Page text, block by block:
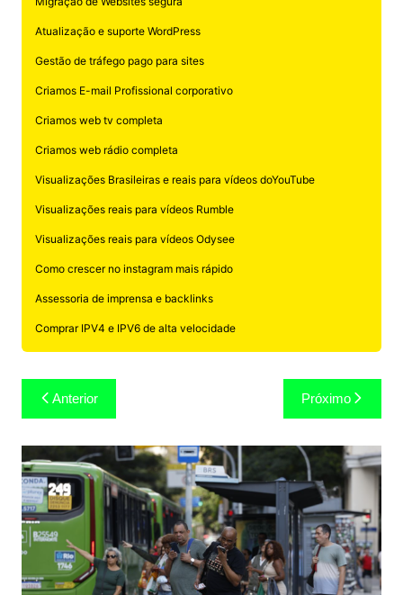
Atualização e suporte WordPress
Gestão de tráfego pago para sites
Criamos E-mail Profissional corporativo
Criamos web tv completa
Criamos web rádio completa
Visualizações Brasileiras e reais para vídeos doYouTube
Visualizações reais para vídeos Rumble
Visualizações reais para vídeos Odysee
Como crescer no instagram mais rápido
Assessoria de imprensa e backlinks
Comprar IPV4 e IPV6 de alta velocidade
Navegação
de
Post
Anterior Próximo